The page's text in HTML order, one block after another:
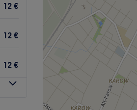
12 €
12 €
12 €